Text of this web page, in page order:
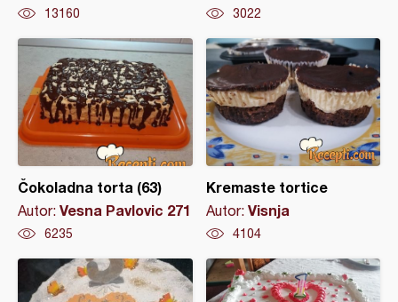
13160 3022
Čokoladna torta (63)
Autor: Vesna Pavlovic 271
6235
Kremaste tortice
Autor: Visnja
4104